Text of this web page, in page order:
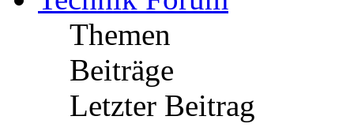
Themen
Beiträge
Letzter Beitrag